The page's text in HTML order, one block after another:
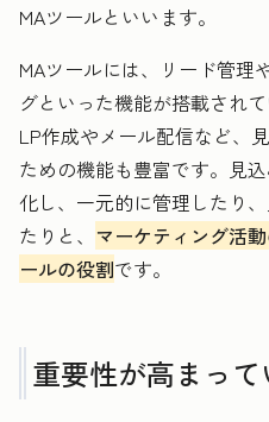
MAツールといいます。
MAツールには、リード管理
グといった機能が搭載され
LP作成やメール配信など、
ための機能も豊富です。見
化し、一元的に管理したり
たりと、 マーケティング活
ールの役割です。
重要性が高まっ